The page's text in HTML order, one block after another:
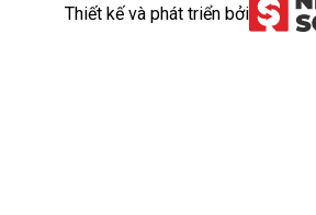
Thiết kế và phát triển bởi